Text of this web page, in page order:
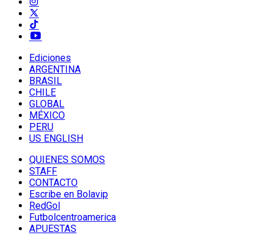
Ediciones
ARGENTINA
BRASIL
CHILE
GLOBAL
MÉXICO
PERU
US ENGLISH
QUIENES SOMOS
STAFF
CONTACTO
Escribe en Bolavip
RedGol
Futbolcentroamerica
APUESTAS